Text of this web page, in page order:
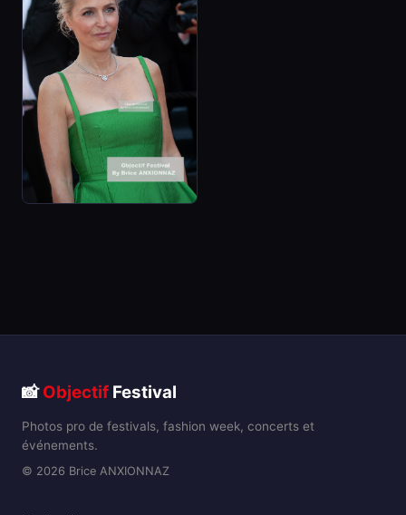
📸Objectif Festival
Photos pro de festivals, fashion week, concerts et
événements.
© 2026 Brice ANXIONNAZ